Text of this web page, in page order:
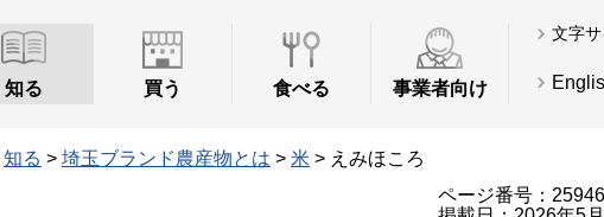
知る 買う 食べる 事業者向け
文字
知る > 埼玉ブランド農産物とは > 米 > えみほころ
ページ番号：